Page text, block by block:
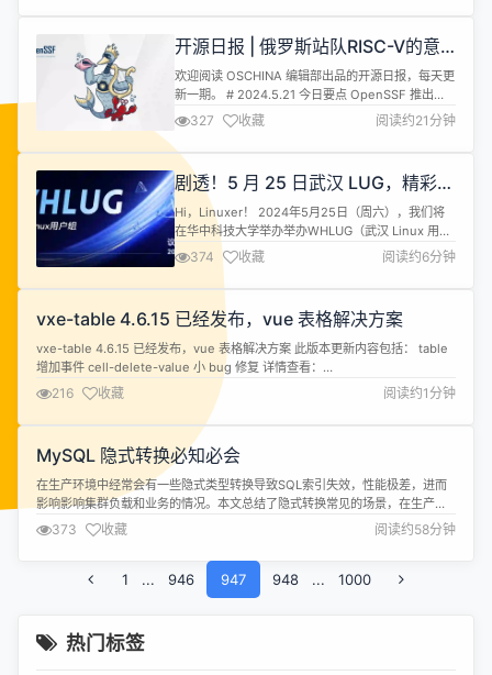
面：增加了查看-&gt;专注模式以切换菜单栏和工具栏的可...
开源日报 | 俄罗斯站队RISC-V的意
义；大模型价格战；鸿蒙生态需要百
万级别以上的开发者；微软
欢迎阅读 OSCHINA 编辑部出品的开源日报，每天更
新一期。 # 2024.5.21 今日要点 OpenSSF 推出
Siren 共享列表，加强开源安全 开源安全基金会
(OpenSSF)宣布推出一个名为 Siren 的威胁情报共
享列表，旨在促进新的漏洞信息共享工作、加强全球
开源项目的防御能力。OpenSSF Siren 是一项协作
工作，旨在聚合和传播特定...
327 收藏 阅读约21分钟
剧透！5 月 25 日武汉 LUG，精彩议
题 & 活动环节早知道！
Hi，Linuxer！ 2024年5月25日（周六），我们将
在华中科技大学举办举办WHLUG（武汉 Linux 用户
组）线下沙龙，欢迎各位爱好者与我们一同聊聊对于
Linux 的期待、对于开源、开发等一切问题的想法和
探索。 本次活动由 deepin（深度）社区和华中科技
将要分享的主题内容，欢迎大家到现场面对面交...
374 收藏 阅读约6分钟
vxe-table 4.6.15 已经发布，vue 表格解决方案
vxe-table 4.6.15 已经发布，vue 表格解决方案 此版本更新内容包括： table
增加事件 cell-delete-value 小 bug 修复 详情查看：
https://gitee.com/xuliangzhan_admin/vxe-table/releases/4.6.15
216 收藏 阅读约1分钟
MySQL 隐式转换必知必会
在生产环境中经常会有一些隐式类型转换导致SQL索引失效，性能极差，进而
影响影响集群负载和业务的情况。本文总结了隐式转换常见的场景，在生产中
要尽量避免 SQL 隐式转换的出现。 作者：张洛丹，热衷于数据库技术，不断
探索，期望未来能够撰写更有深度的文章，输出更有价值的内容！ 爱可生开源
社区出品，原创内容未经授权不得随意使用，转载请联系小编并注明来源。 本
373 收藏 阅读约58分钟
1 ... 946 947 948 ... 1000
热门标签